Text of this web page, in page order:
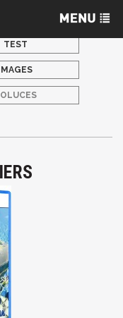
TEST
IMAGES